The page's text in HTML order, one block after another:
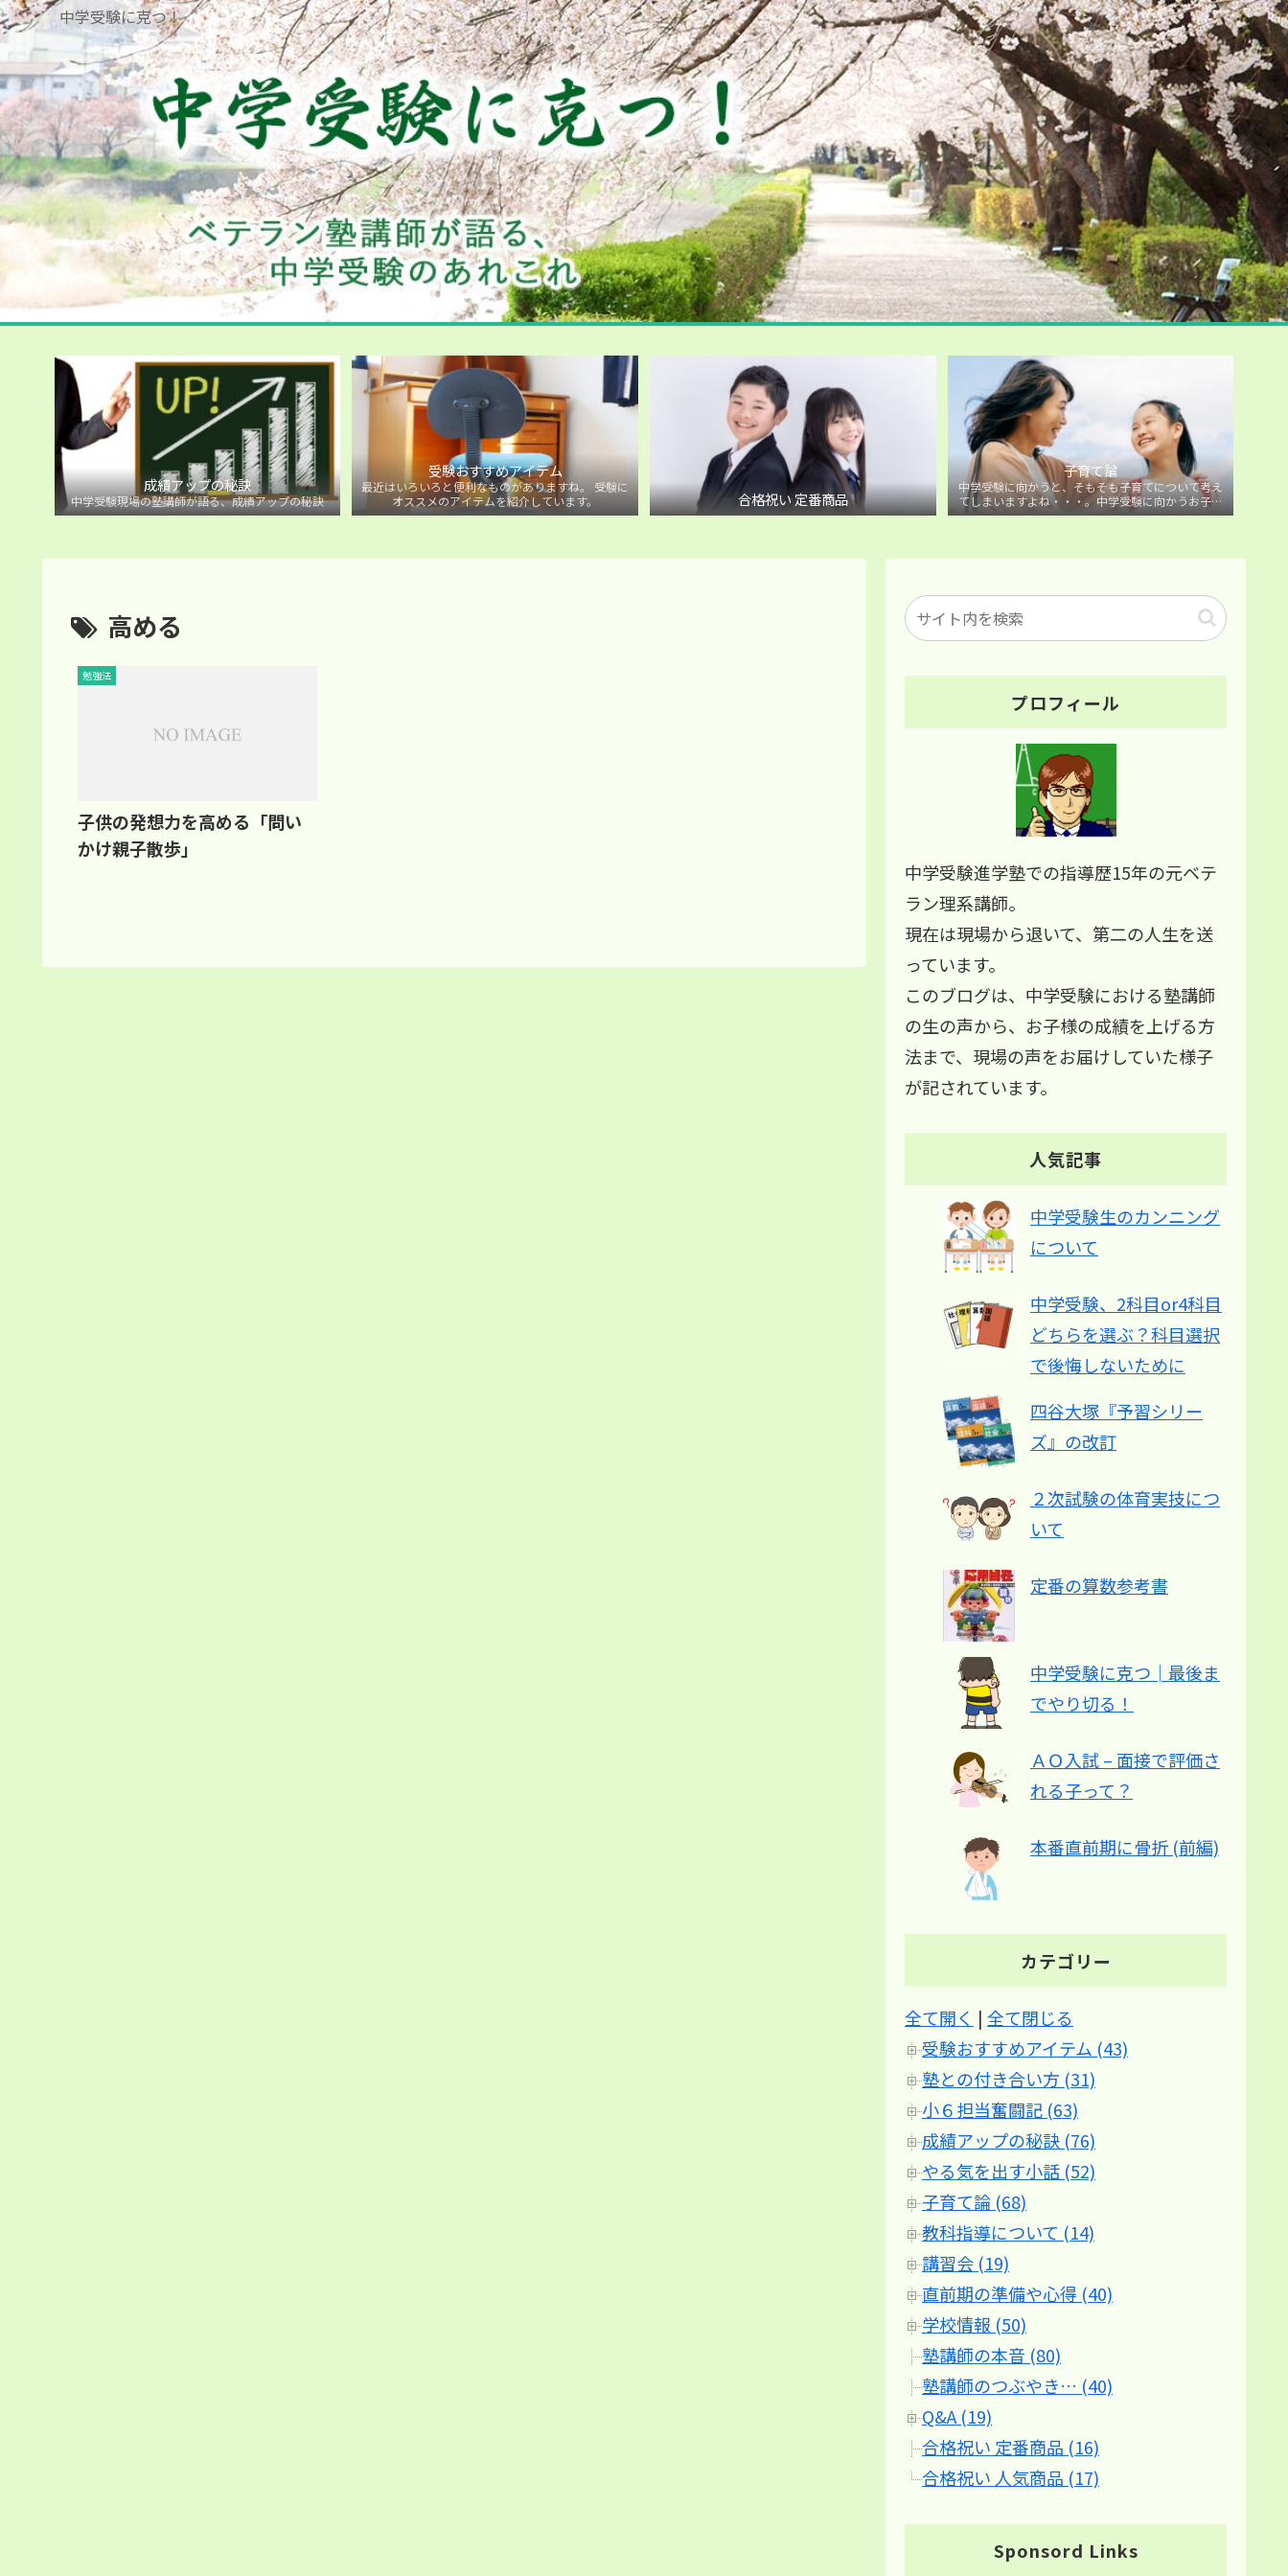
中学受験に克つ！
成績アップの秘訣
中学受験現場の塾講師が語る、成績アップの秘訣
受験おすすめアイテム
最近はいろいろと便利なものがありますね。 受験に
オススメのアイテムを紹介しています。
合格祝い 定番商品
子育て論
中学受験に向かうと、そもそも子育てについて考え
てしまいますよね・・・。中学受験に向かうお子様
を持つ保護者の方に向けた子育て論について。
高める
勉強法
子供の発想力を高める「問い
かけ親子散歩」
プロフィール
中学受験進学塾での指導歴15年の元ベテ
ラン理系講師。
現在は現場から退いて、第二の人生を送
っています。
このブログは、中学受験における塾講師
の生の声から、お子様の成績を上げる方
法まで、現場の声をお届けしていた様子
が記されています。
人気記事
中学受験生のカンニング
について
中学受験、2科目or4科目
どちらを選ぶ？科目選択
で後悔しないために
四谷大塚『予習シリー
ズ』の改訂
２次試験の体育実技につ
いて
定番の算数参考書
中学受験に克つ│最後ま
でやり切る！
ＡＯ入試 – 面接で評価さ
れる子って？
本番直前期に骨折 (前編)
カテゴリー
全て開く | 全て閉じる
受験おすすめアイテム (43)
塾との付き合い方 (31)
小６担当奮闘記 (63)
成績アップの秘訣 (76)
やる気を出す小話 (52)
子育て論 (68)
教科指導について (14)
講習会 (19)
直前期の準備や心得 (40)
学校情報 (50)
塾講師の本音 (80)
塾講師のつぶやき… (40)
Q&A (19)
合格祝い 定番商品 (16)
合格祝い 人気商品 (17)
Sponsord Links